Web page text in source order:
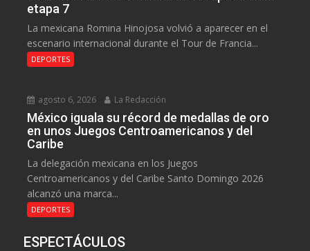
etapa 7
La mexicana Romina Hinojosa volvió a aparecer en el
escenario internacional durante el Tour de Francia...
DEPORTES
agosto 6, 2026 La Redacción
México iguala su récord de medallas de oro
en unos Juegos Centroamericanos y del
Caribe
La delegación mexicana en los Juegos
Centroamericanos y del Caribe Santo Domingo 2026
alcanzó una marca...
DEPORTES
ESPECTÁCULOS